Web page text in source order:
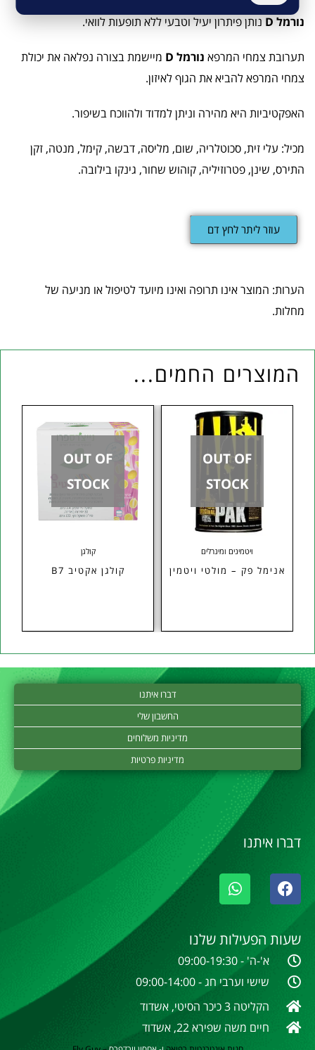
נורמל D נותן פיתרון יעיל וטבעי ללא תופעות לוואי.
תערובת צמחי המרפא נורמל D
מיישמת בצורה נפלאה את יכולת
צמחי המרפא להביא את הגוף לאיזון.
האפקטיביות היא מהירה וניתן למדוד ולהווכח בשיפור.
מכיל: עלי זית, סכוטלריה, שום, מליסה, דבשה, קימל, מנטה, זקן
התירס, שינן, פטרוזיליה, קוהוש שחור, גינקו בילובה.
עוזר ליתר לחץ דם
הערות: המוצר אינו תרופה ואינו מיועד לטיפול או מניעה של
מחלות.
המוצרים החמים...
OUT OF
STOCK
ויטמינים ומינרלים
אנימל פק – מולטי ויטמין
OUT OF
STOCK
קולגן
קולגן אקטיב B7
דברו איתנו
החשבון שלי
מדיניות משלוחים
מדיניות פרטיות
דברו איתנו
שעות הפעילות שלנו
א'-ה' - 09:00-19:30
שישי וערבי חג - 09:00-14:00
הקליטה 3 כיכר הסיטי, אשדוד
חיים משה שפירא 22, אשדוד